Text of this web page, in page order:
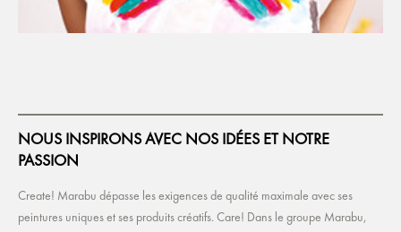
NOUS INSPIRONS AVEC NOS IDÉES ET NOTRE
PASSION
Create! Marabu dépasse les exigences de qualité maximale avec ses
peintures uniques et ses produits créatifs. Care! Dans le groupe Marabu,